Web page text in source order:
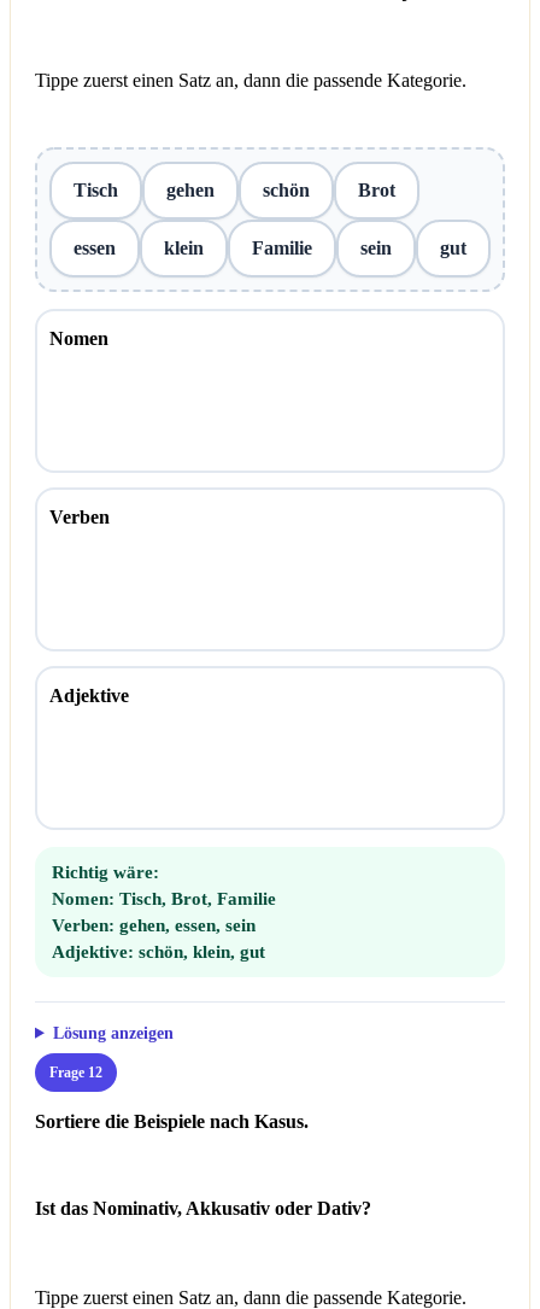
Tippe zuerst einen Satz an, dann die passende Kategorie.
Tisch gehen schön Brot
essen klein Familie sein gut
Nomen
Verben
Adjektive
Richtig wäre:
Nomen: Tisch, Brot, Familie
Verben: gehen, essen, sein
Adjektive: schön, klein, gut
Lösung anzeigen
Frage 12
Sortiere die Beispiele nach Kasus.
Ist das Nominativ, Akkusativ oder Dativ?
Tippe zuerst einen Satz an, dann die passende Kategorie.